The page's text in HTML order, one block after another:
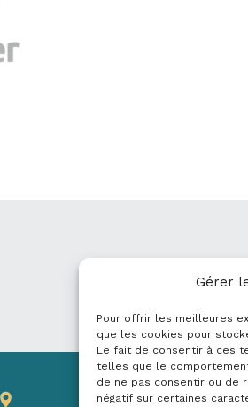
Gérer
Pour offrir les meilleures
que les cookies pour
Le fait de consentir à ces
telles que le
de ne pas consentir ou de
négatif sur certaines